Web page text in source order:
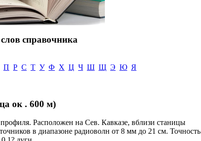
справочника
П Р С Т У Ф Х Ц Ч Ш Щ Э Ю Я
ок . 600 м)
Расположен на Сев. Кавказе, вблизи станицы
в диапазоне радиоволн от 8 мм до 21 см. Точность